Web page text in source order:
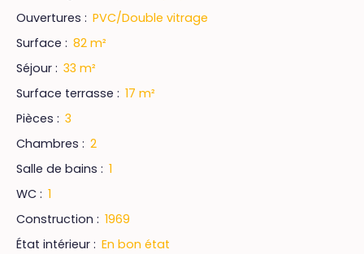
Ouvertures : PVC/Double vitrage
Surface : 82 m²
Séjour : 33 m²
Surface terrasse : 17 m²
Pièces : 3
Chambres : 2
Salle de bains : 1
WC : 1
Construction : 1969
État intérieur : En bon état